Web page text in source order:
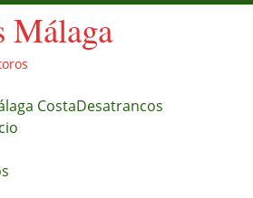
Málaga
CostaDesatrancos